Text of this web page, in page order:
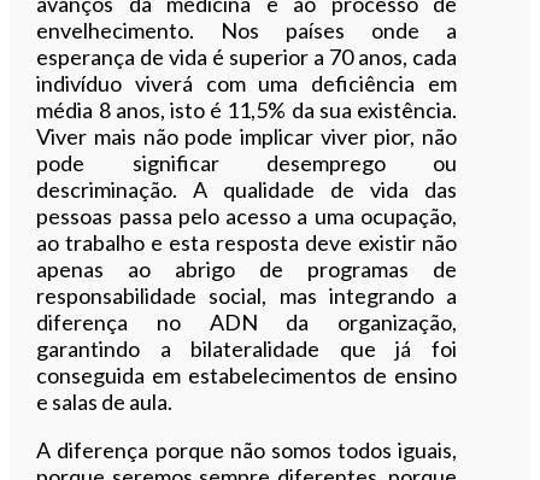
envelhecimento. Nos países onde a
esperança de vida é superior a 70 anos, cada
indivíduo viverá com uma deficiência em
média 8 anos, isto é 11,5% da sua existência.
Viver mais não pode implicar viver pior, não
pode significar desemprego ou
descriminação. A qualidade de vida das
pessoas passa pelo acesso a uma ocupação,
ao trabalho e esta resposta deve existir não
apenas ao abrigo de programas de
responsabilidade social, mas integrando a
diferença no ADN da organização,
garantindo a bilateralidade que já foi
conseguida em estabelecimentos de ensino
e salas de aula.
A diferença porque não somos todos iguais,